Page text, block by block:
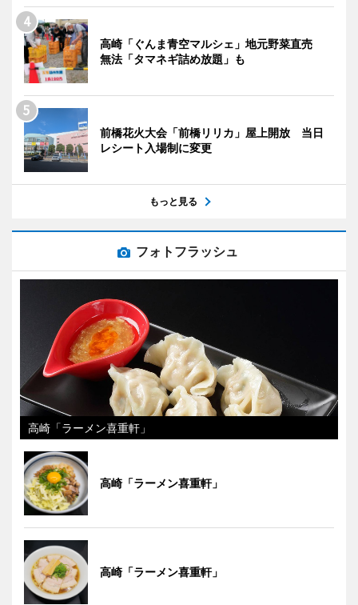
高崎「ぐんま青空マルシェ」地元野菜直売
無法「タマネギ詰め放題」も
前橋花火大会「前橋リリカ」屋上開放 当日
レシート入場制に変更
もっと見る
フォトフラッシュ
高崎「ラーメン喜重軒」
高崎「ラーメン喜重軒」
高崎「ラーメン喜重軒」